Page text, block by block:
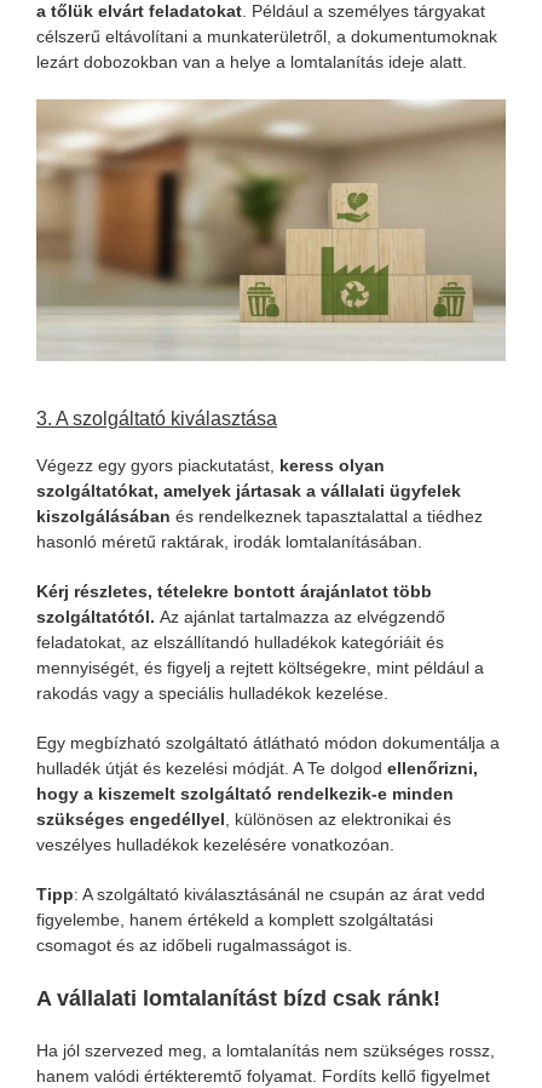
a tőlük elvárt feladatokat. Például a személyes tárgyakat
célszerű eltávolítani a munkaterületről, a dokumentumoknak
lezárt dobozokban van a helye a lomtalanítás ideje alatt.
3. A szolgáltató kiválasztása
Végezz egy gyors piackutatást, keress olyan
szolgáltatókat, amelyek jártasak a vállalati ügyfelek
kiszolgálásában és rendelkeznek tapasztalattal a tiédhez
hasonló méretű raktárak, irodák lomtalanításában.
Kérj részletes, tételekre bontott árajánlatot több
szolgáltatótól. Az ajánlat tartalmazza az elvégzendő
feladatokat, az elszállítandó hulladékok kategóriáit és
mennyiségét, és figyelj a rejtett költségekre, mint például a
rakodás vagy a speciális hulladékok kezelése.
Egy megbízható szolgáltató átlátható módon dokumentálja a
hulladék útját és kezelési módját. A Te dolgod ellenőrizni,
hogy a kiszemelt szolgáltató rendelkezik-e minden
szükséges engedéllyel , különösen az elektronikai és
veszélyes hulladékok kezelésére vonatkozóan.
Tipp: A szolgáltató kiválasztásánál ne csupán az árat vedd
figyelembe, hanem értékeld a komplett szolgáltatási
csomagot és az időbeli rugalmasságot is.
A vállalati lomtalanítást bízd csak ránk!
Ha jól szervezed meg, a lomtalanítás nem szükséges rossz,
hanem valódi értékteremtő folyamat. Fordíts kellő figyelmet